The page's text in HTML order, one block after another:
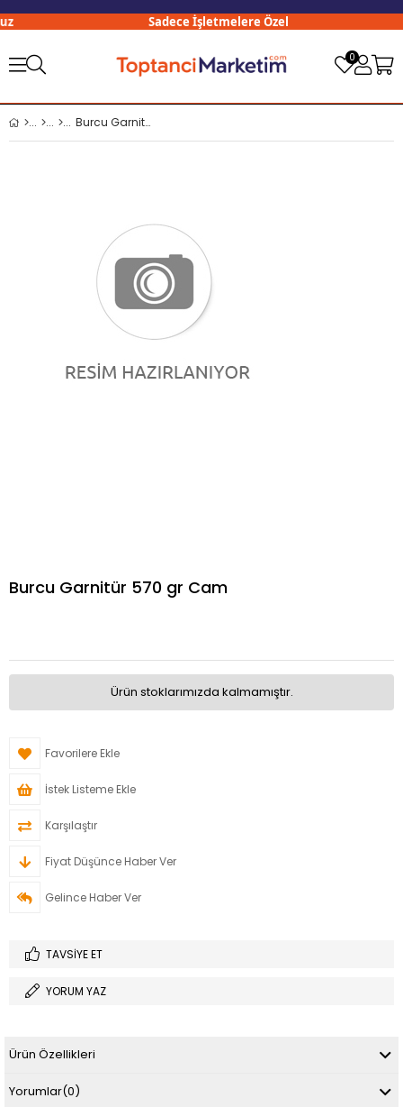
Sadece İşletmelere Özel
0
Burcu Garnitür 570 gr Cam
Burcu Garnitür 570 gr Cam
Ürün stoklarımızda kalmamıştır.
Favorilere Ekle
İstek Listeme Ekle
Karşılaştır
Fiyat Düşünce Haber Ver
Gelince Haber Ver
TAVSIYE ET
YORUM YAZ
Ürün Özellikleri
Yorumlar(0)